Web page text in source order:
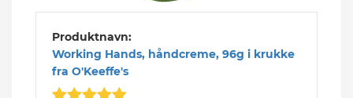
Produktnavn:
Working Hands, håndcreme, 96g i krukke
fra O'Keeffe's